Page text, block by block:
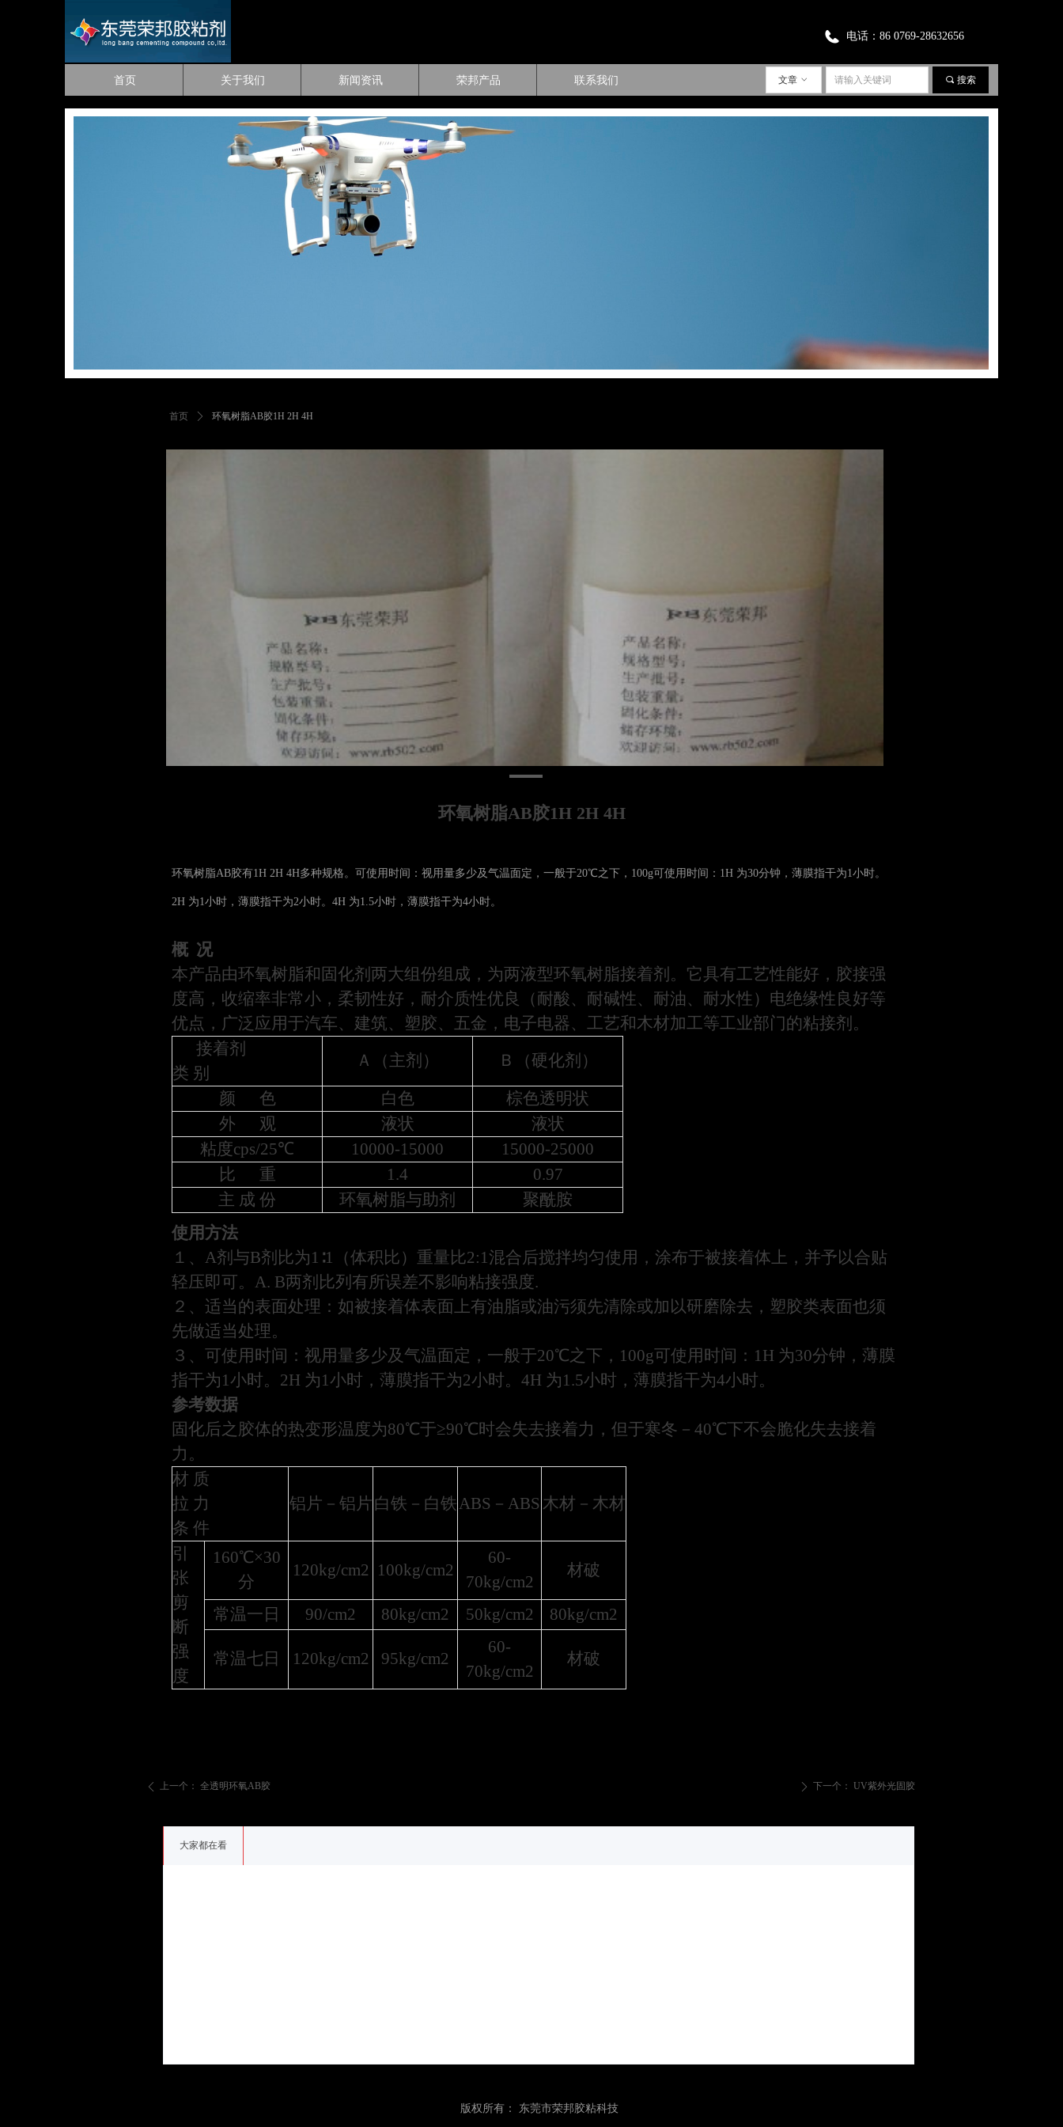
首页 关于我们 新闻资讯 荣邦产品 联系我们 끠 搜索
文章 ꀁ
电话： 86 0769-28632656
首页 ꄲ 环氧树脂AB胶1H 2H 4H
环氧树脂AB胶1H 2H 4H
环氧树脂AB胶有1H 2H 4H多种规格。可使用时间：视用量多少及气温面定，一般于20℃之下，100g可使用时间：1H 为30分钟，薄膜指干为1小时。
2H 为1小时，薄膜指干为2小时。4H 为1.5小时，薄膜指干为4小时。
大家都在看
ꄴ 上一个： 全透明环氧AB胶 ꄲ 下一个： UV紫外光固胶
概 况
本产品由环氧树脂和固化剂两大组份组成，为两液型环氧树脂接着剂。它具有工艺性能好，胶接强
度高，收缩率非常小，柔韧性好，耐介质性优良（耐酸、耐碱性、耐油、耐水性）电绝缘性良好等
优点，广泛应用于汽车、建筑、塑胶、五金，电子电器、工艺和木材加工等工业部门的粘接剂。
接着剂
类 别
Ａ（主剂）
Ｂ（硬化剂）
颜 色
白色
棕色透明状
外 观
液状
液状
粘度cps/25℃
10000-15000
15000-25000
比 重
1.4
0.97
主 成 份
环氧树脂与助剂
聚酰胺
使用方法
１、A剂与B剂比为1∶1（体积比）重量比2:1混合后搅拌均匀使用，涂布于被接着体上，并予以合贴
轻压即可。A. B两剂比列有所误差不影响粘接强度.
２、适当的表面处理：如被接着体表面上有油脂或油污须先清除或加以研磨除去，塑胶类表面也须
先做适当处理。
３、可使用时间：视用量多少及气温面定，一般于20℃之下，100g可使用时间：1H 为30分钟，薄膜
指干为1小时。 2H 为1小时，薄膜指干为2小时。4H 为1.5小时，薄膜指干为4小时。
参考数据
固化后之胶体的热变形温度为80℃于≥90℃时会失去接着力，但于寒冬－40℃下不会脆化失去接着
力。
材 质
拉 力
条 件
铝片－铝片白铁－白铁ABS－ABS 木材－木材
引
张
剪
断
强
度
160℃×30
分
120kg/cm2 100kg/cm2
60-
70kg/cm2
材破
常温一日 90/cm2 80kg/cm2 50kg/cm2 80kg/cm2
常温七日 120kg/cm2 95kg/cm2
60-
70kg/cm2
材破
版权所有： 东莞市荣邦胶粘科技